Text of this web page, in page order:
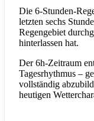
Die 6-Stunden-
letzten sechs
Regengebiet
hinterlassen hat.
Der 6h-Zeitraum
Tagesrhythmus –
vollständig
heutigen